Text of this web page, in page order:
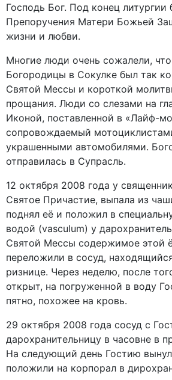
Господь Бог. Под конец литургии
Препоручения Матери Божьей
жизни и любви.
Многие люди очень сожалели, что
Богородицы в Сокулке был так
Святой Мессы и короткой
прощания. Люди со слезами на
Иконой, поставленной в «Лайф-
сопровождаемый
украшенными автомобилями.
отправилась в Супрасль.
12 октября 2008 года у
Святое Причастие, выпала из
поднял её и положил в
водой (vasculum) у
Святой Мессы содержимое этой
переложили в сосуд,
ризнице. Через неделю, после
открыт, на погруженной в воду
пятно, похожее на кровь.
29 октября 2008 года сосуд с
дарохранительницу в часовне в
На следующий день Гостию
положили на корпорал в